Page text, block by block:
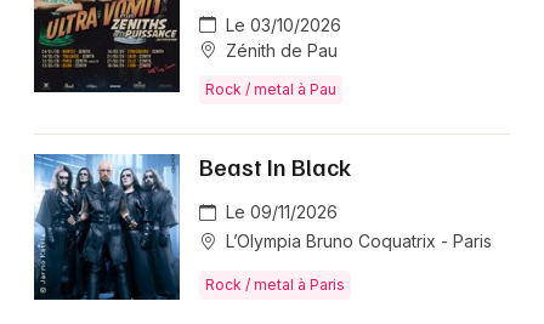
Le 03/10/2026
Zénith de Pau
Rock / metal à Pau
Beast In Black
Le 09/11/2026
L’Olympia Bruno Coquatrix - Paris
Rock / metal à Paris